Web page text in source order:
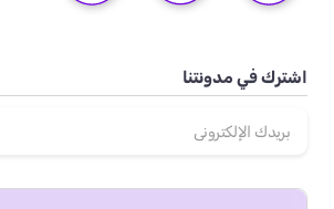
اشترك في مدونتنا